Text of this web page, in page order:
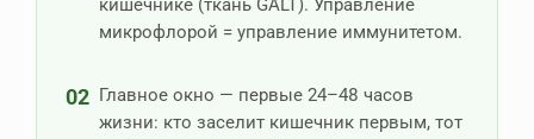
кишечнике (ткань GALT). Управление
микрофлорой = управление иммунитетом.
02 Главное окно — первые 24–48 часов
жизни: кто заселит кишечник первым, тот